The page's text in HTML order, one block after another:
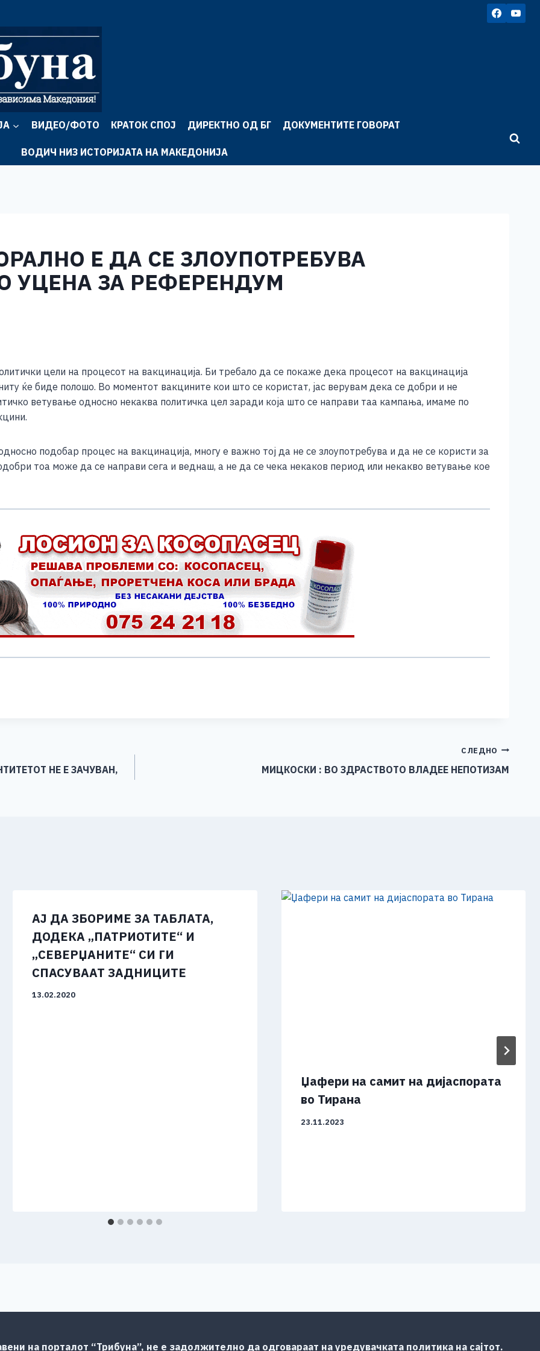
ВИДЕО/ФОТО КРАТОК СПОЈ ДИРЕКТНО ОД БГ ДОКУМЕНТИТЕ ГОВОРАТ
ВОДИЧ НИЗ ИСТОРИЈАТА НА МАКЕДОНИЈА
Е ДА СЕ ЗЛОУПОТРЕБУВА
УЦЕНА ЗА РЕФЕРЕНДУМ
цели на процесот на вакцинација. Би требало да се покаже дека процесот на вакцинација
ќе биде полошо. Во моментот вакцините кои што се користат, јас верувам дека се добри и не
ветување односно некаква политичка цел заради која што се направи таа кампања, имаме по
подобар процес на вакцинација, многу е важно тој да не се злоупотребува и да не се користи за
тоа може да се направи сега и веднаш, а не да се чека некаков период или некакво ветување кое
НЕ Е ЗАЧУВАН,
СЛЕДНО
МИЦКОСКИ : ВО ЗДРАСТВОТО ВЛАДЕЕ НЕПОТИЗАМ
АЈ ДА ЗБОРИМЕ ЗА ТАБЛАТА,
ДОДЕКА „ПАТРИОТИТЕ“ И
„СЕВЕРЏАНИТЕ“ СИ ГИ
СПАСУВААТ ЗАДНИЦИТЕ
13.02.2020
Џафери на самит на дијаспората
во Тирана
23.11.2023
на порталот “Трибуна”, не е задолжително да одговараат на уредувачката политика на сајтот.